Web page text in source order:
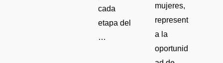
cada
etapa del
…
mujeres,
represent
a la
oportunid